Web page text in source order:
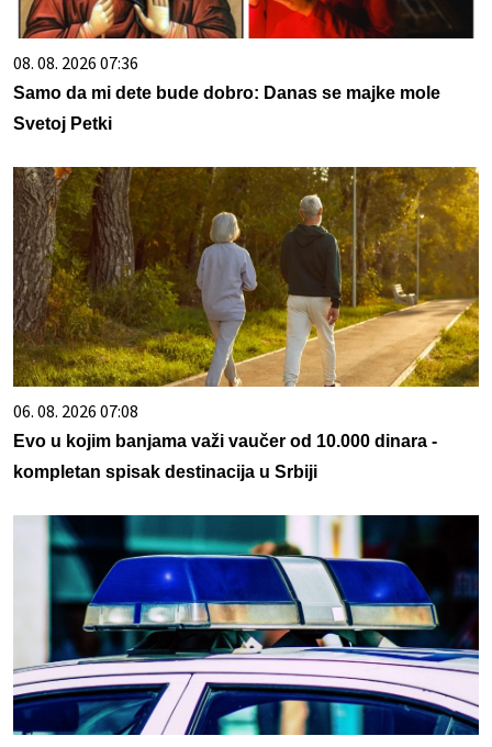
08. 08. 2026 07:36
Samo da mi dete bude dobro: Danas se majke mole
Svetoj Petki
06. 08. 2026 07:08
Evo u kojim banjama važi vaučer od 10.000 dinara -
kompletan spisak destinacija u Srbiji